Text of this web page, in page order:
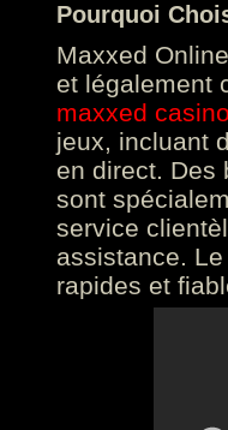
Pourquoi
Maxxed
et légalement
maxxed
jeux, incluant
en direct. Des
sont
service
assistance.
rapides et